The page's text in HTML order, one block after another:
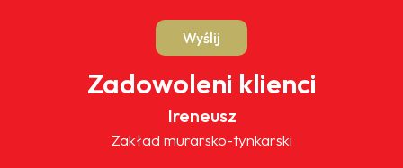
Wyślij
Zadowoleni klienci
Ireneusz
Zakład murarsko-tynkarski